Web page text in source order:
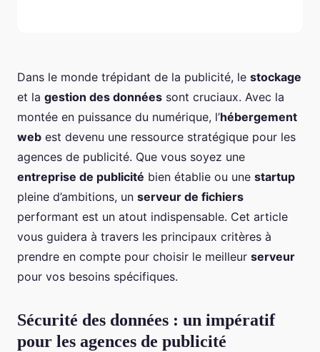
Dans le monde trépidant de la publicité, le stockage
et la gestion des données sont cruciaux. Avec la
montée en puissance du numérique, l’hébergement
web est devenu une ressource stratégique pour les
agences de publicité. Que vous soyez une
entreprise de publicité bien établie ou une startup
pleine d’ambitions, un serveur de fichiers
performant est un atout indispensable. Cet article
vous guidera à travers les principaux critères à
prendre en compte pour choisir le meilleur serveur
pour vos besoins spécifiques.
Sécurité des données : un impératif
pour les agences de publicité